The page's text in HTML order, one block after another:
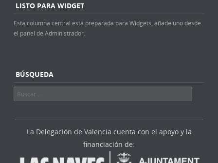
LISTO PARA WIDGET
Esta columna central está preparada para Widgets, añade uno desde
el panel de Administrador.
BÚSQUEDA
Buscar
La Delegación de Valencia cuenta con el apoyo y la
financiación de: